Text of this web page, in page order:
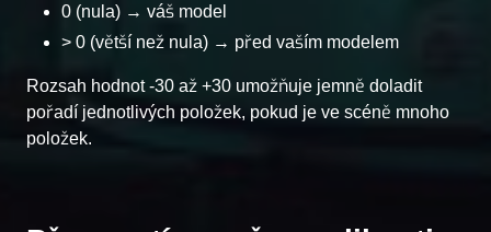
0 (nula) → váš model
> 0 (větší než nula) → před vaším modelem
Rozsah hodnot -30 až +30 umožňuje jemně doladit
pořadí jednotlivých položek, pokud je ve scéně mnoho
položek.